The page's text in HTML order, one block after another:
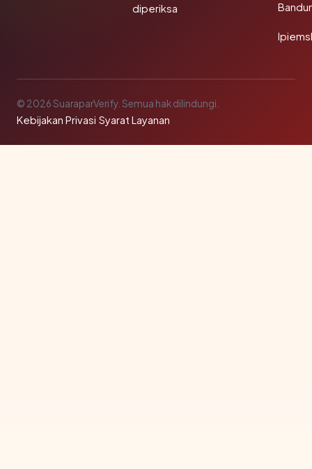
diperiksa
© 2026 SuaraparVerify. Semua hak dilindungi.
Kebijakan Privasi·Syarat Layanan